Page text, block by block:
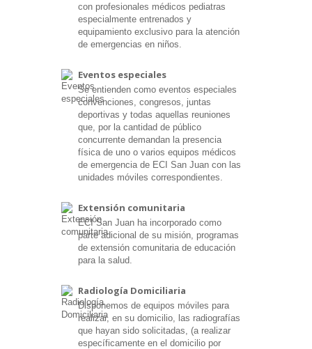
con profesionales médicos pediatras
especialmente entrenados y
equipamiento exclusivo para la atención
de emergencias en niños.
Eventos especiales
Se entienden como eventos especiales
convenciones, congresos, juntas
deportivas y todas aquellas reuniones
que, por la cantidad de público
concurrente demandan la presencia
física de uno o varios equipos médicos
de emergencia de ECI San Juan con las
unidades móviles correspondientes.
Extensión comunitaria
ECI San Juan ha incorporado como
parte adicional de su misión, programas
de extensión comunitaria de educación
para la salud.
Radiología Domiciliaria
Disponemos de equipos móviles para
realizar, en su domicilio, las radiografías
que hayan sido solicitadas, (a realizar
específicamente en el domicilio por